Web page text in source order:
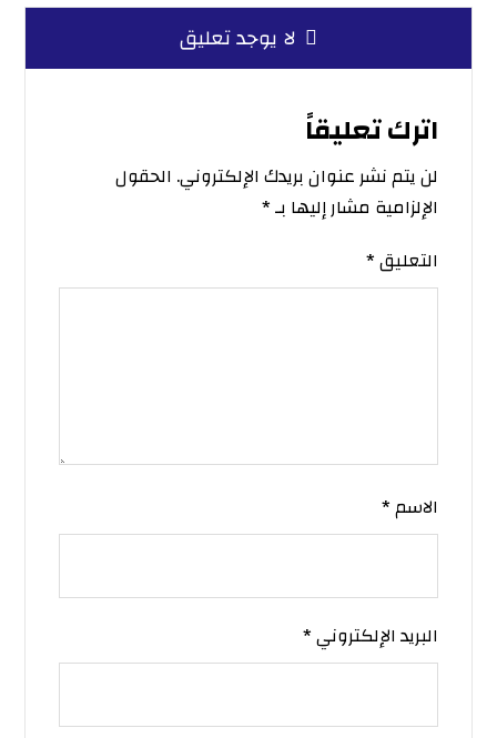
لا يوجد تعليق
اترك تعليقاً
لن يتم نشر عنوان بريدك الإلكتروني. الحقول
الإلزامية مشار إليها بـ*
التعليق*
الاسم*
البريد الإلكتروني*